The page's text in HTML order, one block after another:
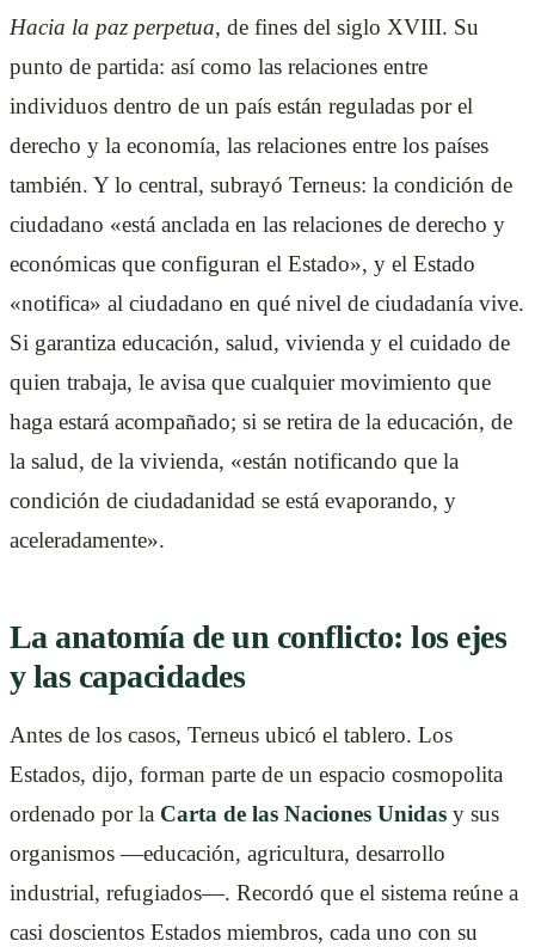
Hacia la paz perpetua, de fines del siglo XVIII. Su
punto de partida: así como las relaciones entre
individuos dentro de un país están reguladas por el
derecho y la economía, las relaciones entre los países
también. Y lo central, subrayó Terneus: la condición de
ciudadano «está anclada en las relaciones de derecho y
económicas que configuran el Estado», y el Estado
«notifica» al ciudadano en qué nivel de ciudadanía vive.
Si garantiza educación, salud, vivienda y el cuidado de
quien trabaja, le avisa que cualquier movimiento que
haga estará acompañado; si se retira de la educación, de
la salud, de la vivienda, «están notificando que la
condición de ciudadanidad se está evaporando, y
aceleradamente».
La anatomía de un conflicto: los ejes
y las capacidades
Antes de los casos, Terneus ubicó el tablero. Los
Estados, dijo, forman parte de un espacio cosmopolita
ordenado por la Carta de las Naciones Unidas y sus
organismos —educación, agricultura, desarrollo
industrial, refugiados—. Recordó que el sistema reúne a
casi doscientos Estados miembros, cada uno con su